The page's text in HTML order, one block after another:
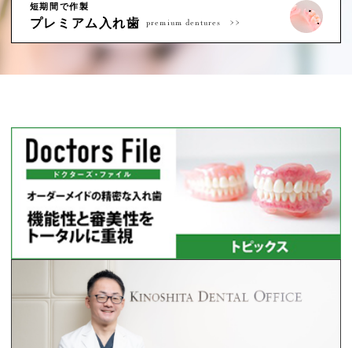
短期間で作製
プレミアム入れ歯 premium dentures